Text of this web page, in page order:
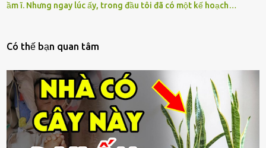
ầm ĩ. Nhưng ngay lúc ấy, trong đầu tôi đã có một kế hoạch…
Có thế bạn quan tâm